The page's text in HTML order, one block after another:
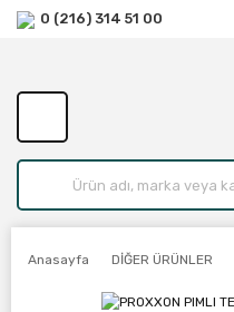
0 (216) 314 51 00
Anasayfa DİĞER ÜRÜNLER